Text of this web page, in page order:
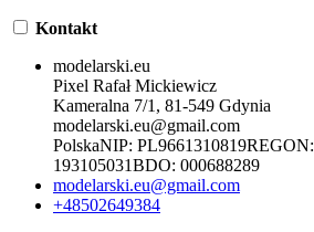
Kontakt
modelarski.eu
Pixel Rafał Mickiewicz
Kameralna 7/1, 81-549 Gdynia
modelarski.eu@gmail.com
PolskaNIP: PL9661310819REGON:
193105031BDO: 000688289
modelarski.eu@gmail.com
+48502649384